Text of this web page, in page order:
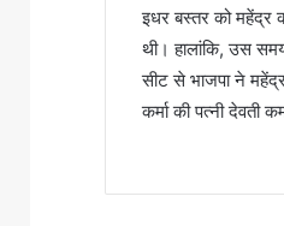
इधर बस्तर को महेंद्र
थी। हालांकि, उस
सीट से भाजपा ने
कर्मा की पत्नी देवती